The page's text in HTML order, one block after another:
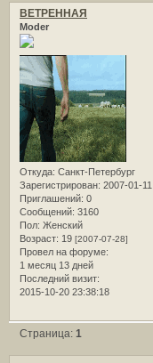
ВЕТРЕННАЯ
Moder
Откуда: Санкт-Петербург
Зарегистрирован: 2007-01-11
Приглашений: 0
Сообщений: 3160
Пол: Женский
Возраст: 19 [2007-07-28]
Провел на форуме:
1 месяц 13 дней
Последний визит:
2015-10-20 23:38:18
Страница:1